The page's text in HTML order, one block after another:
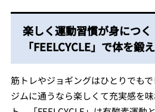
楽しく運動習慣が身につく
「FEELCYCLE」で体を鍛
筋トレやジョギングはひとりでも
ジムに通うなら楽しくて充実感を